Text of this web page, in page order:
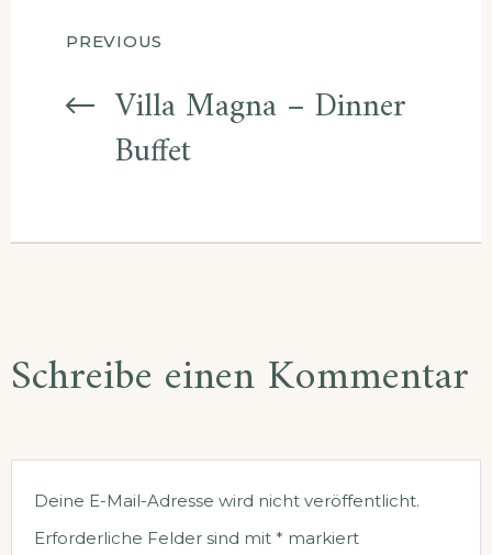
PREVIOUS
Villa Magna – Dinner
Buffet
Schreibe einen Kommentar
Deine E-Mail-Adresse wird nicht veröffentlicht.
Erforderliche Felder sind mit * markiert